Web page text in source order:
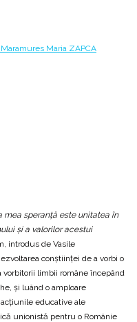
mea speranță este unitatea în
și a valorilor acestui
introdus de Vasile
conștiinței de a vorbi o
vorbitorii limbii române începând
și luând o amploare
educative ale
unionistă pentru o Românie